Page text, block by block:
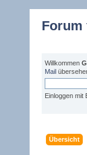
Forum
Willkommen
Mail
Einloggen mit
Übersicht